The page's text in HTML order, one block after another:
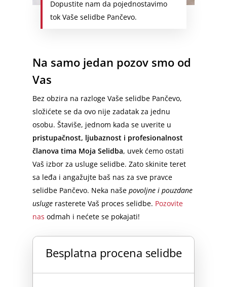
Dopustite nam da pojednostavimo
tok Vaše selidbe Pančevo.
Na samo jedan pozov smo od
Vas
Bez obzira na razloge Vaše selidbe Pančevo,
složićete se da ovo nije zadatak za jednu
osobu. Štaviše, jednom kada se uverite u
pristupačnost, ljubaznost i profesionalnost
članova tima Moja Selidba, uvek ćemo ostati
Vaš izbor za usluge selidbe. Zato skinite teret
sa leđa i angažujte baš nas za sve pravce
selidbe Pančevo. Neka našepovoljne i pouzdane
usluge rasterete Vaš proces selidbe. Pozovite
nas odmah i nećete se pokajati!
Besplatna procena selidbe
Ikea Dostava
Odnošenje Starog
Frankfurt – Beograd
Hamburg – Srbija
Keln – Beograd
Nirnberg – Beograd
Prevoz Beč
Beč – Beograd
Slovenija – Srbija
Ljubljana – Beograd
Prokuplje
Pirot
Subotica